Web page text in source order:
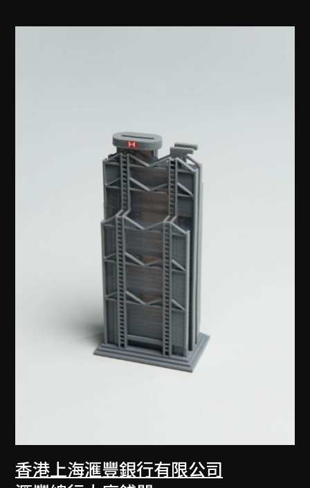
香港上海滙豐銀行有限公司